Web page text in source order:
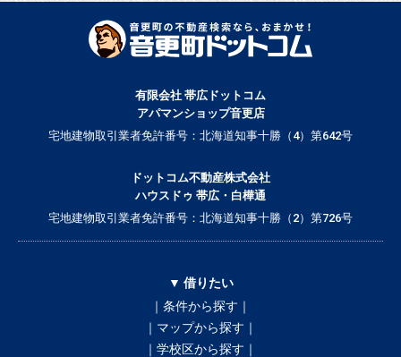
有限会社 帯広ドットコム
アパマンショップ音更店
宅地建物取引業者免許番号：北海道知事十勝（4）第642号
ドットコム不動産株式会社
ハウスドゥ 帯広・白樺通
宅地建物取引業者免許番号：北海道知事十勝（2）第726号
▼ 借りたい
｜条件から探す｜
｜マップから探す｜
｜学校区から探す｜